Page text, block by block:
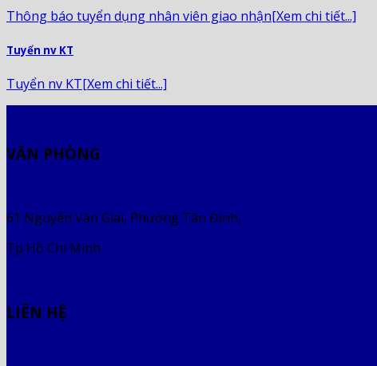
Thông báo tuyển dụng nhân viên giao nhận[Xem chi tiết...]
Tuyển nv KT
Tuyển nv KT[Xem chi tiết...]
VĂN PHÒNG
61 Nguyễn Văn Giai, Phường Tân Định,
Tp Hồ Chí Minh
LIÊN HỆ